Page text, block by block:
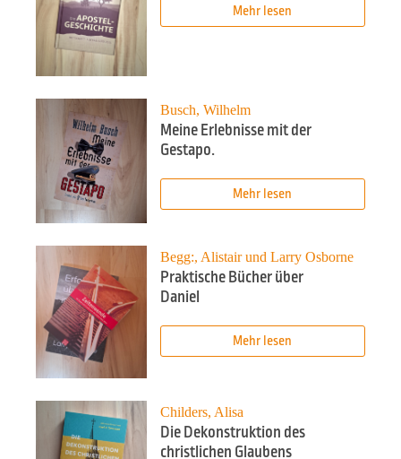
Mehr lesen
Busch, Wilhelm
Meine Erlebnisse mit der
Gestapo.
Mehr lesen
Begg:, Alistair und Larry Osborne
Praktische Bücher über
Daniel
Mehr lesen
Childers, Alisa
Die Dekonstruktion des
christlichen Glaubens